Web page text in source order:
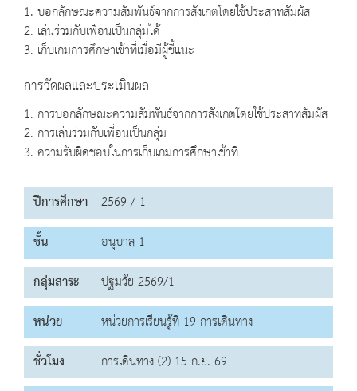
1. บอกลักษณะความสัมพันธ์จากการสังเกตโดยใช้ประสาทสัมผัส
2. เล่นร่วมกับเพื่อนเป็นกลุ่มได้
3. เก็บเกมการศึกษาเข้าที่เมื่อมีผู้ชี้แนะ
การวัดผลและประเมินผล
1. การบอกลักษณะความสัมพันธ์จากการสังเกตโดยใช้ประสาทสัมผัส
2. การเล่นร่วมกับเพื่อนเป็นกลุ่ม
3. ความรับผิดชอบในการเก็บเกมการศึกษาเข้าที่
ปีการศึกษา 2569 / 1
ชั้น
อนุบาล 1
กลุ่มสาระ
ปฐมวัย 2569/1
หน่วย
หน่วยการเรียนรู้ที่ 19 การเดินทาง
ชั่วโมง
การเดินทาง (2) 15 ก.ย. 69